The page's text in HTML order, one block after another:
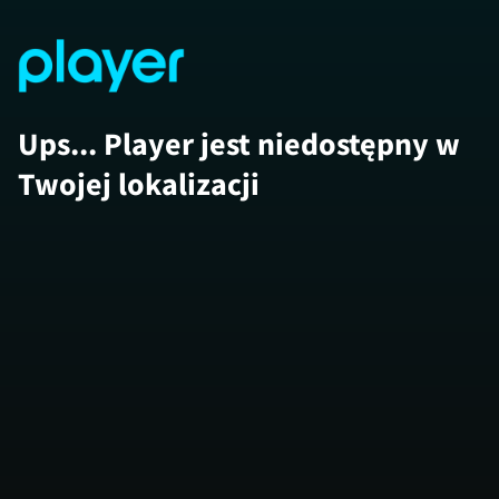
Ups... Player jest niedostępny w
Twojej lokalizacji